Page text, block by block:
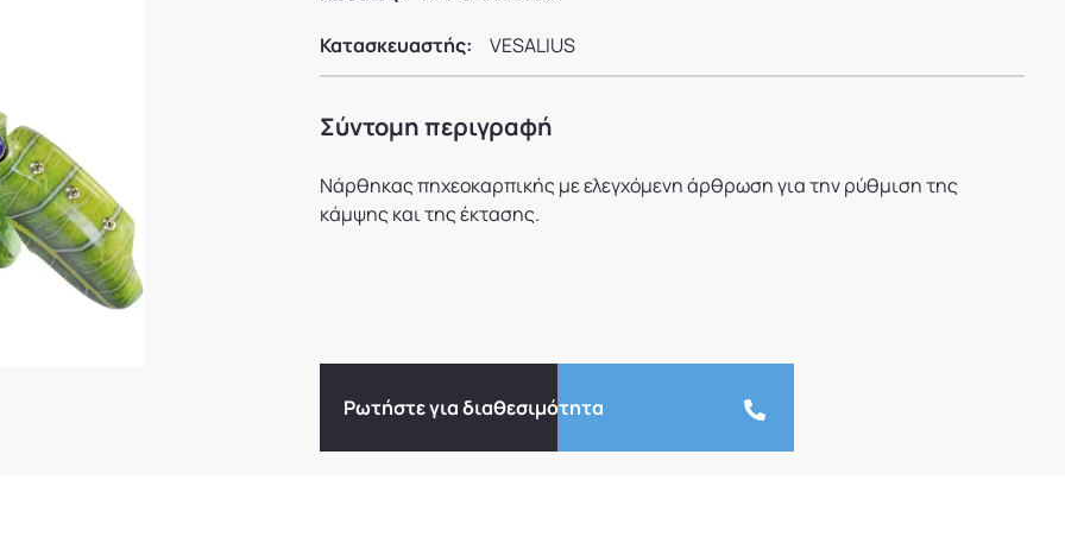
Κατασκευαστής:
VESALIUS
Σύντομη περιγραφή
Νάρθηκας πηχεοκαρπικής με ελεγχόμενη άρθρωση για την ρύθμιση της
κάμψης και της έκτασης.
Ρωτήστε για διαθεσιμότητα